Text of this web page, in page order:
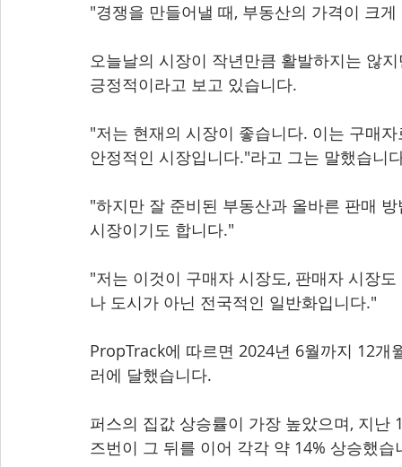
"경쟁을 만들어낼 때, 부동산의 가격이 크
오늘날의 시장이 작년만큼 활발하지는 않
긍정적이라고 보고 있습니다.
"저는 현재의 시장이 좋습니다. 이는 구매
안정적인 시장입니다."라고 그는 말했습니
"하지만 잘 준비된 부동산과 올바른 판매
시장이기도 합니다."
"저는 이것이 구매자 시장도, 판매자 시장
나 도시가 아닌 전국적인 일반화입니다."
PropTrack에 따르면 2024년 6월까지 12개
러에 달했습니다.
퍼스의 집값 상승률이 가장 높았으며, 지난
즈번이 그 뒤를 이어 각각 약 14% 상승했습